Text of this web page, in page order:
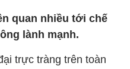
quan nhiều tới chế
lành mạnh.
trực tràng trên toàn